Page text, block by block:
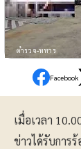
ตำรวจ-ทหาร
Facebook
เมื่อเวลา
ข่าวได้รับการ